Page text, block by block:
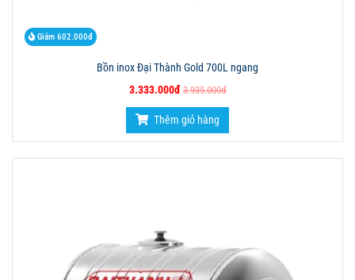
Giảm 602.000đ
Bồn inox Đại Thành Gold 700L ngang
3.333.000đ 3.935.000đ
Thêm giỏ hàng